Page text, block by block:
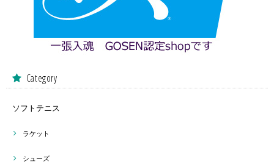
Category
ソフトテニス
ラケット
シューズ